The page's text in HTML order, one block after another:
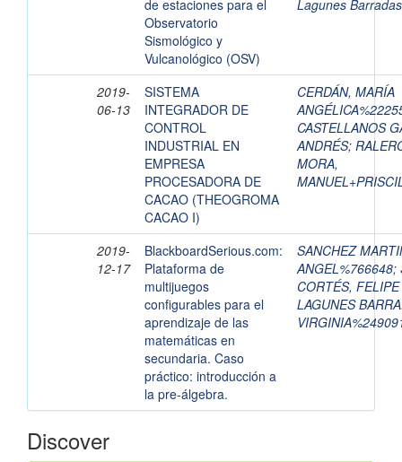
de estaciones para el
Observatorio
Sismológico y
Vulcanológico (OSV)
Lagunes
2019-
06-13
SISTEMA
INTEGRADOR DE
CONTROL
INDUSTRIAL EN
EMPRESA
PROCESADORA DE
CACAO (THEOGROMA
CACAO I)
CERDÁN, MARÍA
CASTELLANOS
ANDRÉS;
MORA,
2019-
12-17
BlackboardSerious.com:
Plataforma de
multijuegos
configurables para el
aprendizaje de las
matemáticas en
secundaria. Caso
práctico: introducción a
la pre-álgebra.
SANCHEZ
ANGEL%766648;
CORTÉS,
LAGUNES
Discover